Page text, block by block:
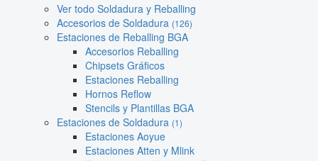
Ver todo Soldadura y Reballing
Accesorios de Soldadura (126)
Estaciones de Reballing BGA
Accesorios Reballing
Chipsets Gráficos
Estaciones Reballing
Hornos Reflow
Stencils y Plantillas BGA
Estaciones de Soldadura (1)
Estaciones Aoyue
Estaciones Atten y Mlink